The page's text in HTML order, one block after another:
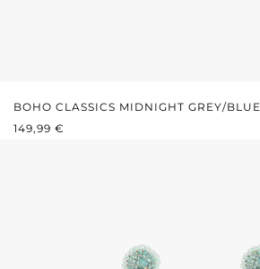
BOHO CLASSICS MIDNIGHT GREY/BLUE
PRIX RÉGULIER :
149,99 €